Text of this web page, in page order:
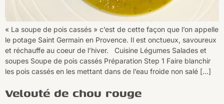
« La soupe de pois cassés » c’est de cette façon que l’on appelle
le potage Saint Germain en Provence. Il est onctueux, savoureux
et réchauffe au coeur de l’hiver. Cuisine Légumes Salades et
soupes Soupe de pois cassés Préparation Step 1 Faire blanchir
les pois cassés en les mettant dans de l’eau froide non salé […]
Velouté de chou rouge